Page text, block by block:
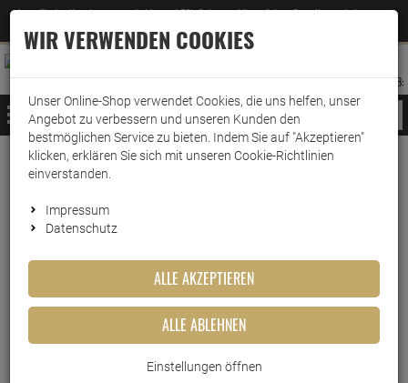
Jetzt für den Newsletter entscheiden und 5% Rabatt auf Ihre nächste Bestellung erhalten
–Zum Newsletter
ANMELDEN
AUFKLAPPEN
MERKZETTEL
WARENKORB:
MENÜ
Weiter einkaufen www.wark24.de Leben & Wohnen
Baumarkt
Grünbelagentferner
Mellerud Grünbelag Entferner 5
Liter
Artikel-Nummer:10010806
WIR VERWENDEN COOKIES
Unser Online-Shop verwendet Cookies, die uns helfen, unser
Angebot zu verbessern und unseren Kunden den
bestmöglichen Service zu bieten. Indem Sie auf "Akzeptieren"
klicken, erklären Sie sich mit unseren Cookie-Richtlinien
einverstanden.
Impressum
Datenschutz
ALLE AKZEPTIEREN
ALLE ABLEHNEN
Einstellungen öffnen